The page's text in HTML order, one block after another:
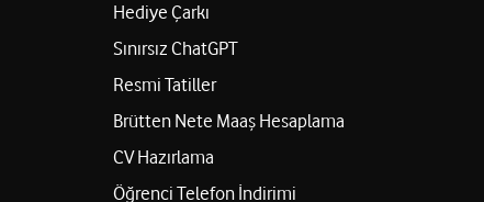
Hediye Çarkı
Sınırsız ChatGPT
Resmi Tatiller
Brütten Nete Maaş Hesaplama
CV Hazırlama
Öğrenci Telefon İndirimi